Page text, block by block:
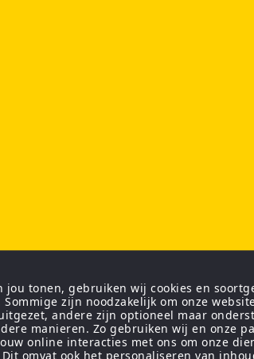
tonen, gebruiken wij cookies en
zijn noodzakelijk om onze
andere zijn optioneel maar
manieren. Zo gebruiken wij en onze
online interacties met ons om onze
omvat ook het personaliseren van